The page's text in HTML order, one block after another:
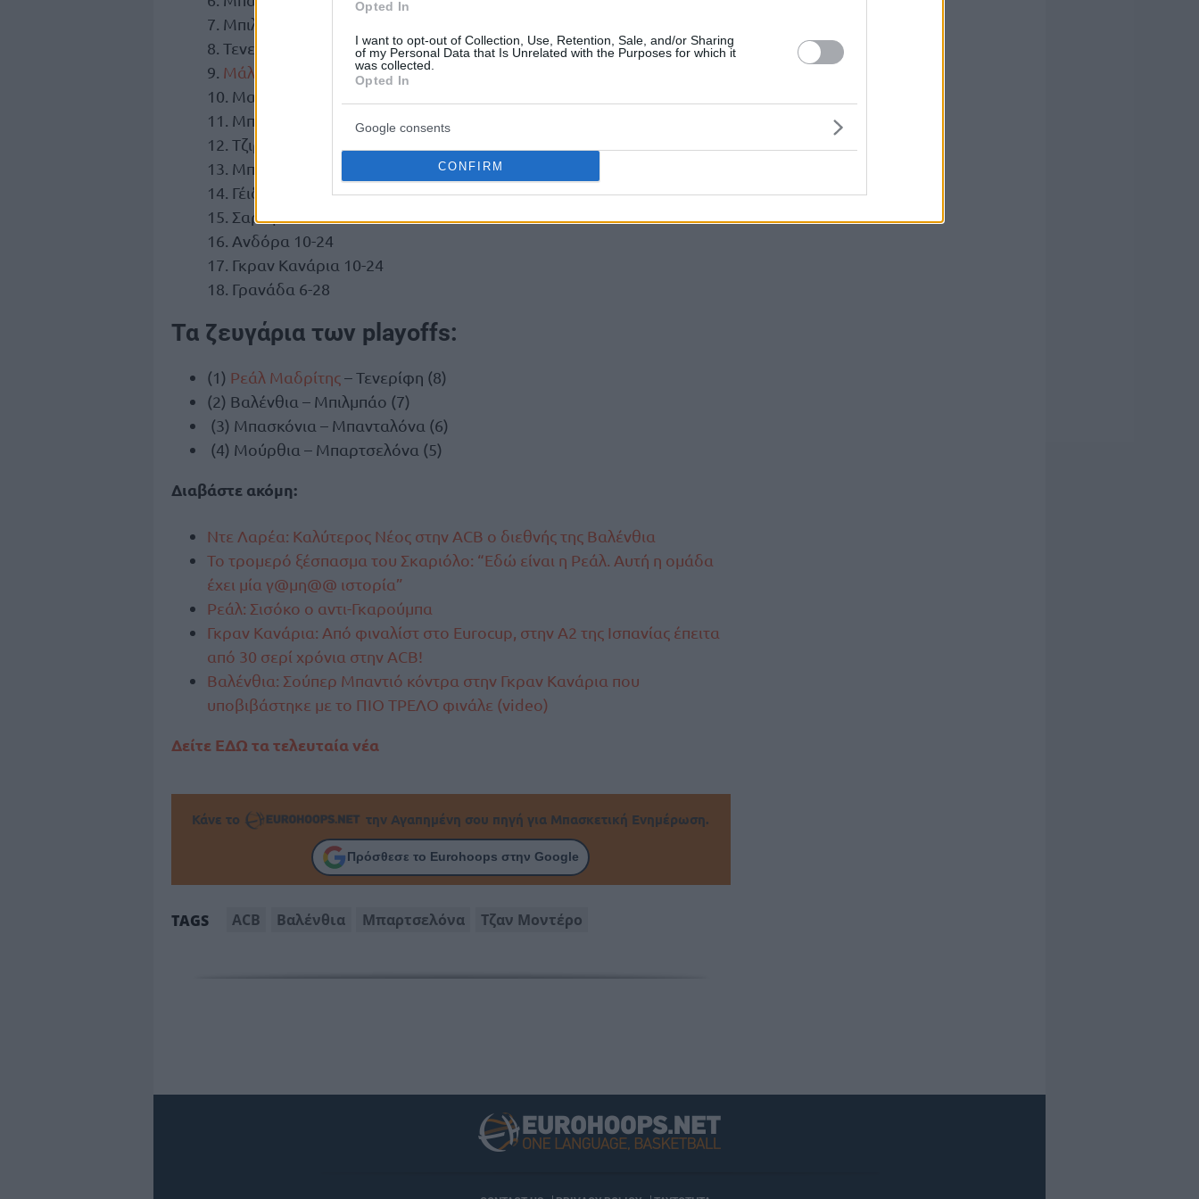
Opted In
I want to opt-out of Collection, Use, Retention, Sale, and/or Sharing
of my Personal Data that Is Unrelated with the Purposes for which it
was collected.
Opted In
Google consents
CONFIRM
7. Μπιλμπάο 19-15
8. Τενερίφη 18-16
9. Μάλαγα
10. Μανρέσα 15-18
11. Μπρεογκάν 15-19
12. Τζιρόνα 14-20
13. Μπούργκος 12-22
14. Γέιδα 12-22
15. Σαραγόσα 10-24
16. Ανδόρα 10-24
17. Γκραν Κανάρια 10-24
18. Γρανάδα 6-28
Τα ζευγάρια των playoffs:
(1) Ρεάλ Μαδρίτης– Τενερίφη (8)
(2) Βαλένθια – Μπιλμπάο (7)
(3) Μπασκόνια – Μπανταλόνα (6)
(4) Μούρθια – Μπαρτσελόνα (5)
Διαβάστε ακόμη:
Ντε Λαρέα: Καλύτερος Νέος στην ACB ο διεθνής της Βαλένθια
Το τρομερό ξέσπασμα του Σκαριόλο: “Εδώ είναι η Ρεάλ. Αυτή η ομάδα
έχει μία γ@μη@@ ιστορία”
Ρεάλ: Σισόκο ο αντι-Γκαρούμπα
Γκραν Κανάρια: Από φιναλίστ στο Eurocup, στην Α2 της Ισπανίας έπειτα
από 30 σερί χρόνια στην ΑCB!
Βαλένθια: Σούπερ Μπαντιό κόντρα στην Γκραν Κανάρια που
υποβιβάστηκε με το ΠΙΟ ΤΡΕΛΟ φινάλε (video)
Δείτε ΕΔΩ τα τελευταία νέα
Κάνε το την Αγαπημένη σου πηγή για Μπασκετική Ενημέρωση.
Πρόσθεσε το Eurohoops στην Google
TAGS ACB Βαλένθια Μπαρτσελόνα Τζαν Μοντέρο